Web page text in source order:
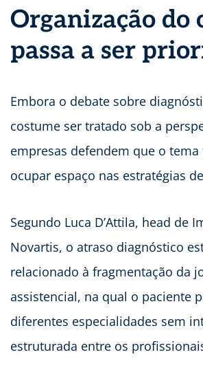
Organização do
passa a ser
Embora o debate sobre
costume ser tratado sob a
empresas defendem que o
ocupar espaço nas estratégias
Segundo Luca D’Attila, head de
Novartis, o atraso diagnóstico
relacionado à fragmentação da
assistencial, na qual o paciente
diferentes especialidades sem
estruturada entre os